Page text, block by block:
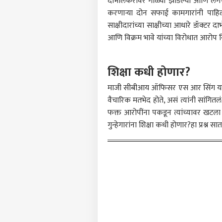
करणाऱ्या दोन सफाई कामगारांनी
साक्षीदारांच्या साक्षीच्या आधारे
आणि विक्रम भावे यांच्या विरोधात
शिक्षा कधी होणार?
माजी सीबीआय ऑफिसर एस आर सिंग
वैचारिक मतभेद होते, असं त्यांनी
फक्त आरोपींना पकडून त्यांच्यावर
गुन्हेगारांना शिक्षा कधी होणार?हा प्रश्न
हॅलो गेस्ट
प्रायव्हसी पॉलिसी
संपर्क साधा
करिअर
फीडबॅक
आमच्याबद्दल
पुरुष
पुणे